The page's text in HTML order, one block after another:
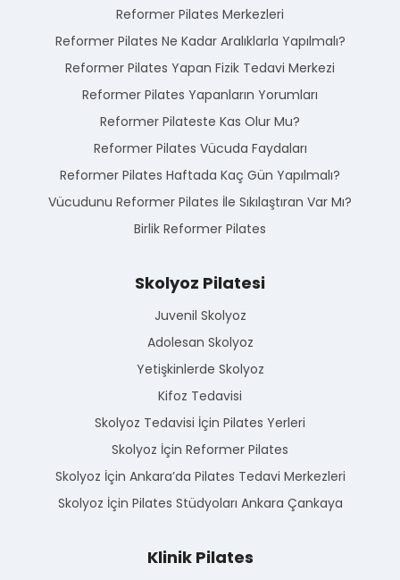
Reformer Pilates Merkezleri
Reformer Pilates Ne Kadar Aralıklarla Yapılmalı?
Reformer Pilates Yapan Fizik Tedavi Merkezi
Reformer Pilates Yapanların Yorumları
Reformer Pilateste Kas Olur Mu?
Reformer Pilates Vücuda Faydaları
Reformer Pilates Haftada Kaç Gün Yapılmalı?
Vücudunu Reformer Pilates İle Sıkılaştıran Var Mı?
Birlik Reformer Pilates
Skolyoz Pilatesi
Juvenil Skolyoz
Adolesan Skolyoz
Yetişkinlerde Skolyoz
Kifoz Tedavisi
Skolyoz Tedavisi İçin Pilates Yerleri
Skolyoz İçin Reformer Pilates
Skolyoz İçin Ankara’da Pilates Tedavi Merkezleri
Skolyoz İçin Pilates Stüdyoları Ankara Çankaya
Klinik Pilates